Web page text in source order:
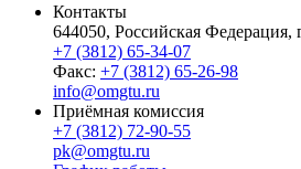
Контакты
644050, Российская
+7 (3812) 65-34-07
Факс: +7 (3812) 65-26-98
info@omgtu.ru
Приёмная комиссия
+7 (3812) 72-90-55
pk@omgtu.ru